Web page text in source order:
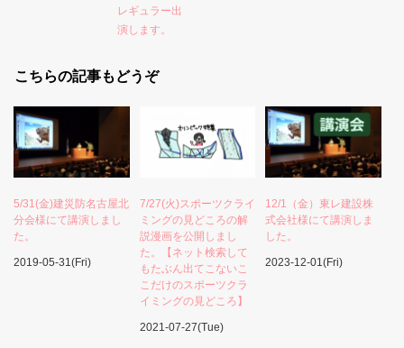
レギュラー出
演します。
こちらの記事もどうぞ
5/31(金)建災防名古屋北
分会様にて講演しまし
た。
2019-05-31(Fri)
7/27(火)スポーツクライ
ミングの見どころの解
説漫画を公開しまし
た。【ネット検索して
もたぶん出てこないこ
こだけのスポーツクラ
イミングの見どころ】
2021-07-27(Tue)
12/1（金）東レ建設株
式会社様にて講演しま
した。
2023-12-01(Fri)